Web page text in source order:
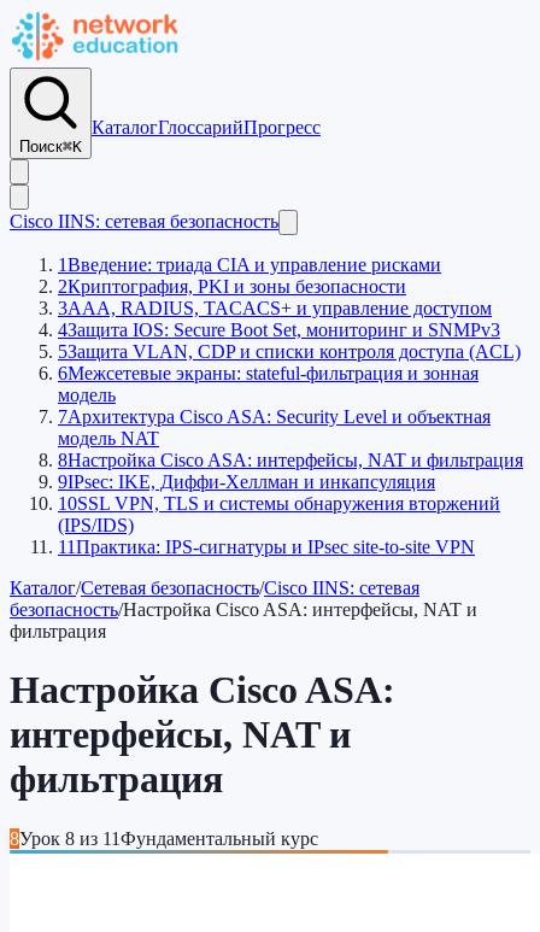
Поиск⌘K
КаталогГлоссарийПрогресс
Cisco IINS: сетевая безопасность
1Введение: триада CIA и управление рисками
2Криптография, PKI и зоны безопасности
3AAA, RADIUS, TACACS+ и управление доступом
4Защита IOS: Secure Boot Set, мониторинг и SNMPv3
5Защита VLAN, CDP и списки контроля доступа (ACL)
6Межсетевые экраны: stateful-фильтрация и зонная
модель
7Архитектура Cisco ASA: Security Level и объектная
модель NAT
8Настройка Cisco ASA: интерфейсы, NAT и фильтрация
9IPsec: IKE, Диффи-Хеллман и инкапсуляция
10SSL VPN, TLS и системы обнаружения вторжений
(IPS/IDS)
11Практика: IPS-сигнатуры и IPsec site-to-site VPN
Каталог/Сетевая безопасность/Cisco IINS: сетевая
безопасность/Настройка Cisco ASA: интерфейсы, NAT и
фильтрация
Настройка Cisco ASA:
интерфейсы, NAT и
фильтрация
8Урок 8 из 11Фундаментальный курс